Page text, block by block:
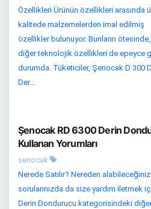
Özellikleri Ürünün özellikleri arasında
kalitede malzemelerden imal edilmiş
özellikler bulunuyor. Bunların
diğer teknolojik özellikleri de epeyce
durumda. Tüketiciler, Şenocak D 300
Der...
Şenocak RD 6300 Derin
Kullanan Yorumları
senocak
Nerede Satılır? Nereden
sorularınızda da size yardım iletmek
Derin Dondurucu kategorisindeki